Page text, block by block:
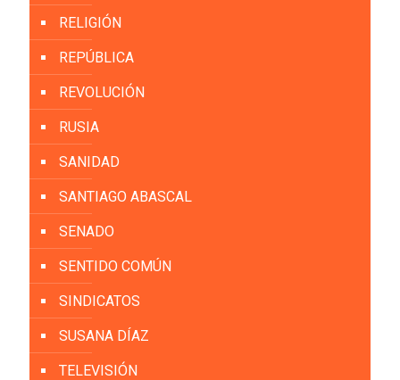
RELIGIÓN
REPÚBLICA
REVOLUCIÓN
RUSIA
SANIDAD
SANTIAGO ABASCAL
SENADO
SENTIDO COMÚN
SINDICATOS
SUSANA DÍAZ
TELEVISIÓN